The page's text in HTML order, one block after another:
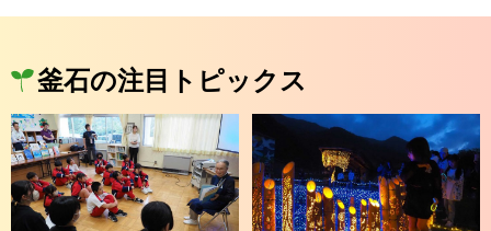
釜石の注目トピックス